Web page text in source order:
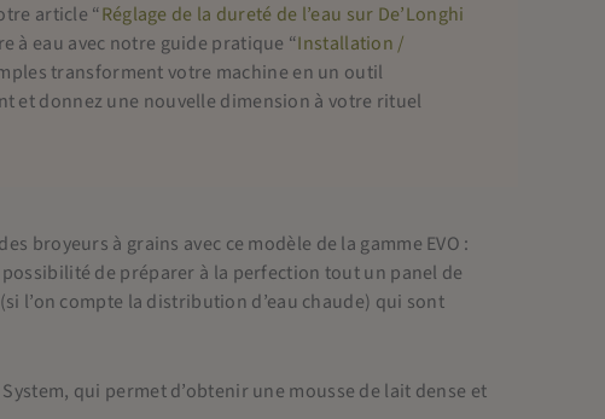
article “Réglage de la dureté de l’eau sur De’Longhi
à eau avec notre guide pratique “Installation /
transforment votre machine en un outil
et donnez une nouvelle dimension à votre rituel
broyeurs à grains avec ce modèle de la gamme EVO :
de préparer à la perfection tout un panel de
l’on compte la distribution d’eau chaude) qui sont
qui permet d’obtenir une mousse de lait dense et